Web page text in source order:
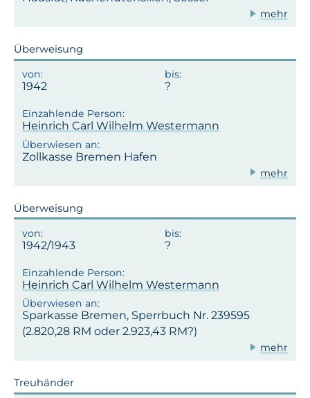
mehr
Überweisung
1942
Heinrich Carl Wilhelm Westermann
Zollkasse Bremen Hafen
mehr
Überweisung
1942/1943
Heinrich Carl Wilhelm Westermann
Sparkasse Bremen, Sperrbuch Nr. 239595
(2.820,28 RM oder 2.923,43 RM?)
mehr
Treuhänder